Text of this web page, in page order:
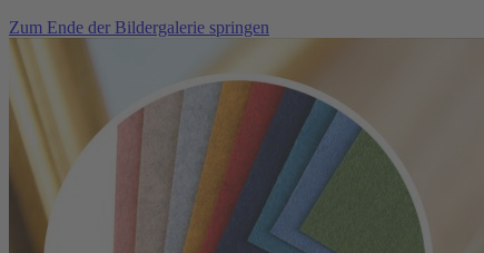
Zum Ende der Bildergalerie springen